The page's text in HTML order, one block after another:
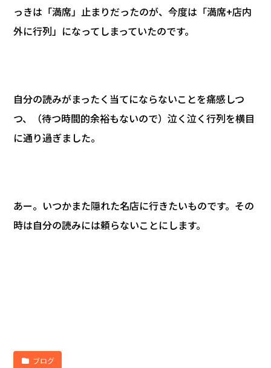
っきは「満席」止まりだったのが、今度は「満席+店内
外に行列」になってしまっていたのです。
自分の読みがまったく当てにならないことを痛感しつ
つ、（待つ時間的余裕もないので）泣く泣く行列を横目
に通り過ぎました。
あー。いつかまた隠れた名店に行きたいものです。その
時は自分の読みには頼らないことにします。
ブログ